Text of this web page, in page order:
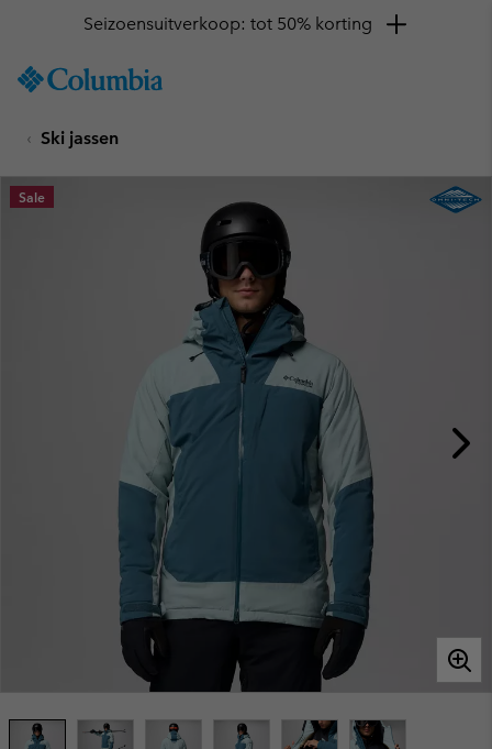
TO
SKIP
MAIN
NAV
Seizoensuitverkoop: tot 50% korting
Ski jassen
Sale